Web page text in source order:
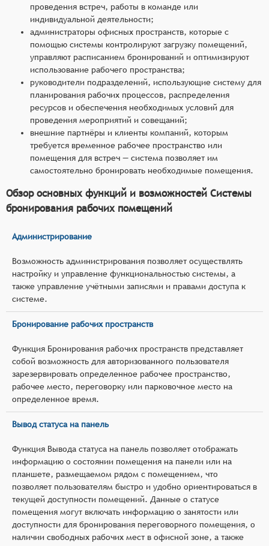
проведения встреч, работы в команде или
индивидуальной деятельности;
администраторы офисных пространств, которые с
помощью системы контролируют загрузку помещений,
управляют расписанием бронирований и оптимизируют
использование рабочего пространства;
руководители подразделений, использующие систему для
планирования рабочих процессов, распределения
ресурсов и обеспечения необходимых условий для
проведения мероприятий и совещаний;
внешние партнёры и клиенты компаний, которым
требуется временное рабочее пространство или
помещения для встреч — система позволяет им
самостоятельно бронировать необходимые помещения.
Обзор основных функций и возможностей Системы
бронирования рабочих помещений
Администрирование
Возможность администрирования позволяет осуществлять
настройку и управление функциональностью системы, а
также управление учётными записями и правами доступа к
системе.
Бронирование рабочих пространств
Функция Бронирования рабочих пространств представляет
собой возможность для авторизованного пользователя
зарезервировать определенное рабочее пространство,
рабочее место, переговорку или парковочное место на
определенное время.
Вывод статуса на панель
Функция Вывода статуса на панель позволяет отображать
информацию о состоянии помещения на панели или на
планшете, размещаемом рядом с помещением, что
позволяет пользователям быстро и удобно ориентироваться в
текущей доступности помещений. Данные о статусе
помещения могут включать информацию о занятости или
доступности для бронирования переговорного помещения, о
наличии свободных рабочих мест в офисной зоне, а также